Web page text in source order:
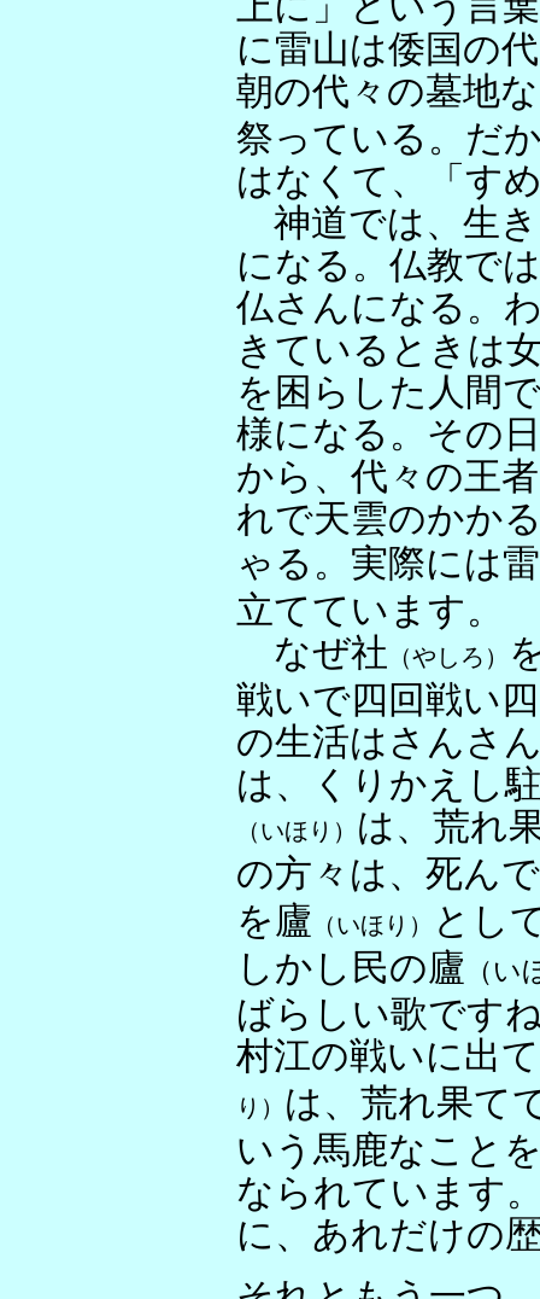
に雷山は倭国の
朝の代々の墓地
祭っている。だ
はなくて、「す
神道では、生
になる。仏教で
仏さんになる。
きているときは
を困らした人間
様になる。その
から、代々の王
れで天雲のかか
ゃる。実際には
立てています。
なぜ社 （やしろ）
戦いで四回戦い
の生活はさんさ
は、くりかえし
（いほり） は、荒れ
の方々は、死ん
を廬 （いほり）
とし
しかし民の廬 （い
ばらしい歌です
村江の戦いに出
り） は、荒れ果て
いう馬鹿なこと
なられています
に、あれだけの